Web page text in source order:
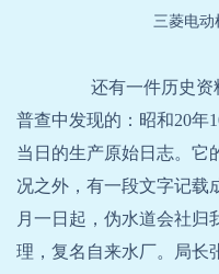
三菱电动
还有一件历史资料
普查中发现的：昭和20年
当日的生产原始日志。它
况之外，有一段文字记载
月一日起，伪水道会社归
理，复名自来水厂。局长